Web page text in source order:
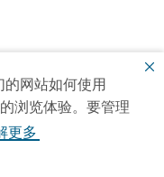
网站如何使用
浏览体验。要管理
更多